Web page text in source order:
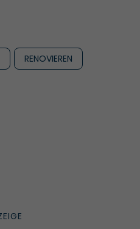
RENOVIEREN